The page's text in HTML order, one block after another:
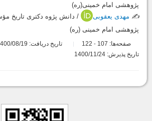
پژوهشی امام خمینی(ره)
✍️ مهدی یعقوبی
/ دانش پژوه دکتری تاریخ
پژوهشی امام خمینی (ره)
صفحه‌ها: 107
-
تاریخ دریافت: 1400/08/19
تاریخ پذیرش: 1400/11/24